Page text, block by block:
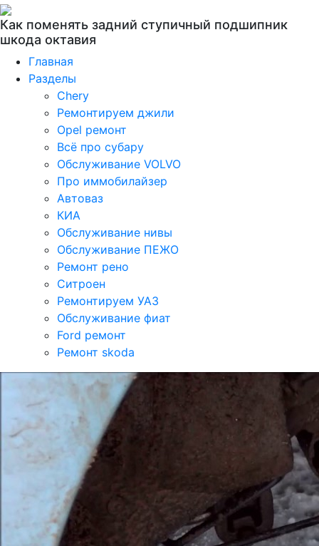
Как поменять задний ступичный подшипник
шкода октавия
Главная
Разделы
Chery
Ремонтируем джили
Opel ремонт
Всё про субару
Обслуживание VOLVO
Про иммобилайзер
Автоваз
КИА
Обслуживание нивы
Обслуживание ПЕЖО
Ремонт рено
Ситроен
Ремонтируем УАЗ
Обслуживание фиат
Ford ремонт
Ремонт skoda